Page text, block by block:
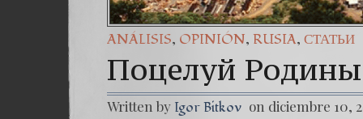
ANÁLISIS, OPINIÓN, RUSIA, СТАТЬИ
Поцелуй
Written by Igor Bitkov on diciembre 10,